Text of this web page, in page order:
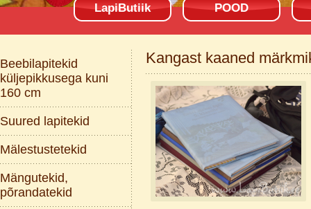
LapiButiik POOD
Beebilapitekid
küljepikkusega kuni
160 cm
Suured lapitekid
Mälestustetekid
Mängutekid,
põrandatekid
Kangast kaaned